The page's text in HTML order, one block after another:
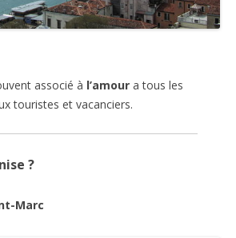
associé à l’amour a tous les
touristes et vacanciers.
?
Marc